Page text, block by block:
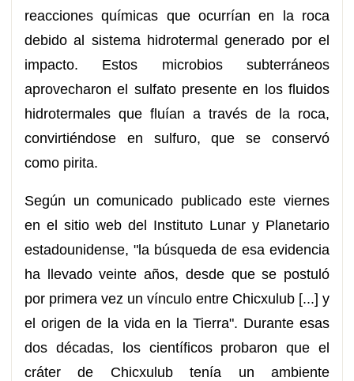
reacciones químicas que ocurrían en la roca
debido al sistema hidrotermal generado por el
impacto. Estos microbios subterráneos
aprovecharon el sulfato presente en los fluidos
hidrotermales que fluían a través de la roca,
convirtiéndose en sulfuro, que se conservó
como pirita.
Según un comunicado publicado este viernes
en el sitio web del Instituto Lunar y Planetario
estadounidense, "la búsqueda de esa evidencia
ha llevado veinte años, desde que se postuló
por primera vez un vínculo entre Chicxulub [...] y
el origen de la vida en la Tierra". Durante esas
dos décadas, los científicos probaron que el
cráter de Chicxulub tenía un ambiente